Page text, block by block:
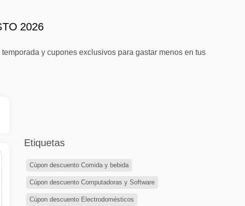
2026
y cupones exclusivos para gastar menos en tus
Etiquetas
Cúpon descuento Comida y bebida
Cúpon descuento Computadoras y Software
Cúpon descuento Electrodomésticos